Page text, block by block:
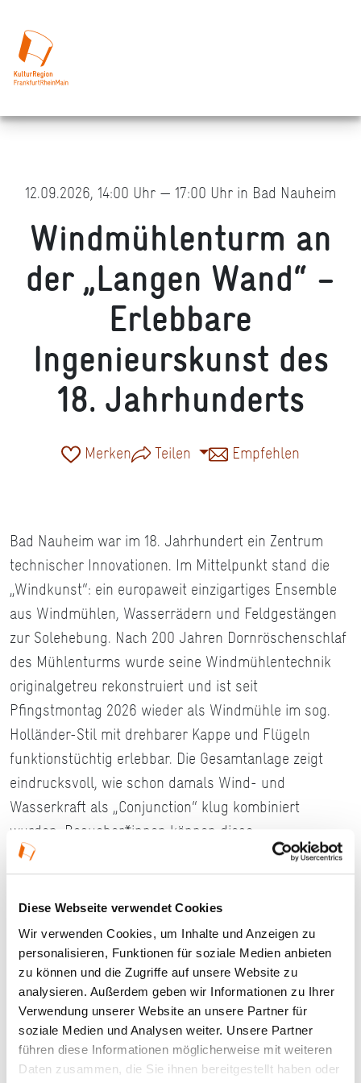
Diese Webseite verwendet Cookies
Wir verwenden Cookies, um Inhalte und Anzeigen zu
personalisieren, Funktionen für soziale Medien anbieten
zu können und die Zugriffe auf unsere Website zu
analysieren. Außerdem geben wir Informationen zu Ihrer
Verwendung unserer Website an unsere Partner für
soziale Medien und Analysen weiter. Unsere Partner
führen diese Informationen möglicherweise mit weiteren
Daten zusammen, die Sie ihnen bereitgestellt haben oder
12.09.2026, 14:00 Uhr — 17:00 Uhr in Bad Nauheim
Windmühlenturm an
der „Langen Wand“ –
Erlebbare
Ingenieurskunst des
18. Jahrhunderts
Merken Teilen Empfehlen
Bad Nauheim war im 18. Jahrhundert ein Zentrum
technischer Innovationen. Im Mittelpunkt stand die
„Windkunst“: ein europaweit einzigartiges Ensemble
aus Windmühlen, Wasserrädern und Feldgestängen
zur Solehebung. Nach 200 Jahren Dornröschenschlaf
des Mühlenturms wurde seine Windmühlentechnik
originalgetreu rekonstruiert und ist seit
Pfingstmontag 2026 wieder als Windmühle im sog.
Holländer-Stil mit drehbarer Kappe und Flügeln
funktionstüchtig erlebbar. Die Gesamtanlage zeigt
eindrucksvoll, wie schon damals Wind- und
Wasserkraft als „Conjunction“ klug kombiniert
wurden. Besucher*innen können diese
Ingenieurskunst bei Führungen unmittelbar erleben.
Details
12.09.2026, 14:00 Uhr — 17:00 Uhr in Bad
Nauheim
Veranstaltungstyp:Führung